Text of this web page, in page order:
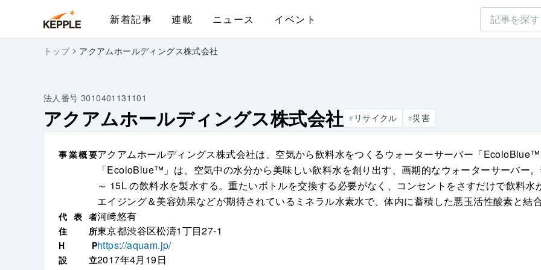
新着記事 連載 ニュース イベント
トップ アクアムホールディングス株式会社
法人番号 3010401131101
アクアムホールディングス株式会社 # リサイクル #災害
事業概要アクアムホールディングス株式会社は、空気から飲料水をつくるウォーターサーバー「
「EcoloBlue™」は、空気中の水分から美味しい飲料水を創り出す、画期的なウォーターサーバー
～ 15L の飲料水を製水する。重たいボトルを交換する必要がなく、コンセントをさすだけで飲料
エイジング＆美容効果などが期待されているミネラル水素水で、体内に蓄積した悪玉活性酸素と結
代 表 者河﨑悠有
住 所東京都渋谷区松濤1丁目27-1
H Phttps://aquam.jp/
設 立2017年4月19日